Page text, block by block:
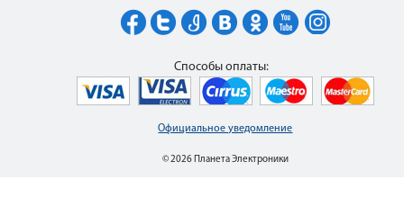
Официальное уведомление
© 2026 Планета Электроники
Способы оплаты: